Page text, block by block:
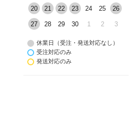
20 21 22 23 24 25 26
27 28 29 30 1 2 3
休業日（受注・発送対応なし）
受注対応のみ
発送対応のみ